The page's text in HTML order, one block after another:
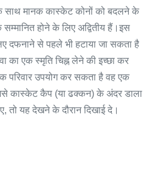
मानक कास्केट कोनों को बदलने के
होने के लिए अद्वितीय हैं।इस
दफनाने से पहले भी हटाया जा सकता है
का एक स्मृति चिह्न लेने की इच्छा कर
उपयोग कर सकता है वह एक
कास्केट कैप (या ढक्कन) के अंदर डाला
तो यह देखने के दौरान दिखाई दे।